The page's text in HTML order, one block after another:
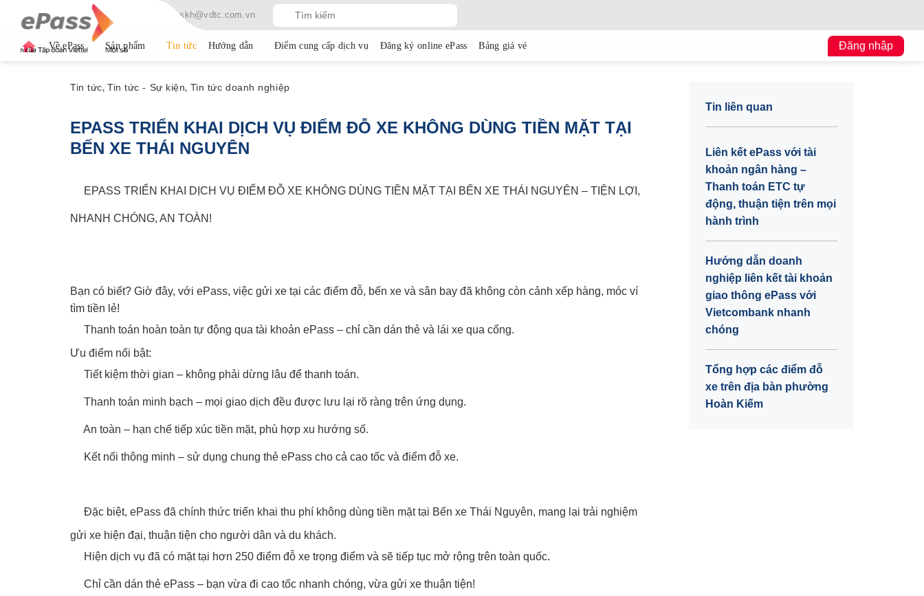
content
Email: cskh@vdtc.com.vn
Hotline: 19009080
Về ePass Sản phẩm Tin tức Hướng dẫn Điểm cung cấp dịch vụ Đăng ký online ePass Bảng giá vé Đăng nhập
Tin tức, Tin tức - Sự kiện, Tin tức doanh nghiệp
EPASS TRIỂN KHAI DỊCH VỤ ĐIỂM ĐỖ XE KHÔNG DÙNG TIỀN MẶT TẠI
BẾN XE THÁI NGUYÊN
EPASS TRIỂN KHAI DỊCH VỤ ĐIỂM ĐỖ XE KHÔNG DÙNG TIỀN MẶT TẠI BẾN XE THÁI NGUYÊN – TIỆN LỢI,
NHANH CHÓNG, AN TOÀN!
Bạn có biết? Giờ đây, với ePass, việc gửi xe tại các điểm đỗ, bến xe và sân bay đã không còn cảnh xếp hàng, móc ví
tìm tiền lẻ!
Thanh toán hoàn toàn tự động qua tài khoản ePass – chỉ cần dán thẻ và lái xe qua cổng.
Ưu điểm nổi bật:
Tiết kiệm thời gian – không phải dừng lâu để thanh toán.
Thanh toán minh bạch – mọi giao dịch đều được lưu lại rõ ràng trên ứng dụng.
An toàn – hạn chế tiếp xúc tiền mặt, phù hợp xu hướng số.
Kết nối thông minh – sử dụng chung thẻ ePass cho cả cao tốc và điểm đỗ xe.
Đặc biệt, ePass đã chính thức triển khai thu phí không dùng tiền mặt tại Bến xe Thái Nguyên, mang lại trải nghiệm
gửi xe hiện đại, thuận tiện cho người dân và du khách.
Hiện dịch vụ đã có mặt tại hơn 250 điểm đỗ xe trọng điểm và sẽ tiếp tục mở rộng trên toàn quốc.
Chỉ cần dán thẻ ePass – bạn vừa đi cao tốc nhanh chóng, vừa gửi xe thuận tiện!
Tin liên quan
Liên kết ePass với tài
khoản ngân hàng –
Thanh toán ETC tự
động, thuận tiện trên mọi
hành trình
Hướng dẫn doanh
nghiệp liên kết tài khoản
giao thông ePass với
Vietcombank nhanh
chóng
Tổng hợp các điểm đỗ
xe trên địa bàn phường
Hoàn Kiếm